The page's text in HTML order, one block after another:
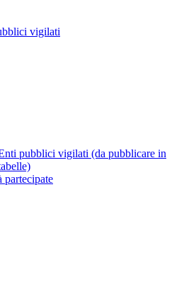
vigilati
pubblici vigilati (da pubblicare in
partecipate